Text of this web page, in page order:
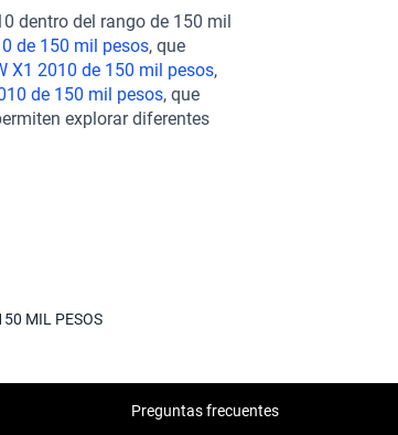
inspección de más de
planes de financiamiento
tranquilidad. Nuestra
soporte postventa para
de este rango de precio,
, elChevrolet Cruze 2010 de
dentro del rango de 150 mil
de 150 mil pesos, que
X1 2010 de 150 mil pesos,
de 150 mil pesos, que
explorar diferentes
que esperas de un
MIL PESOS
Preguntas frecuentes